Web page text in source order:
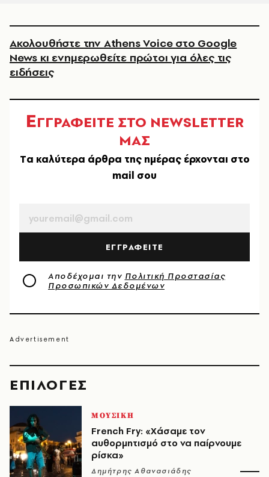
EΠΙΛΟΓΈΣ
ΜΟΥΣΙΚΗ
French Fry: «Χάσαμε τον
αυθορμητισμό στο να παίρνουμε
ρίσκα»
Δημήτρης Αθανασιάδης
Ακολουθήστε την Athens Voice στο Google
News κι ενημερωθείτε πρώτοι για όλες τις
ειδήσεις
ΕΓΓΡΑΦΕΙΤΕ ΣΤΟ NEWSLETTER
ΜΑΣ
Tα καλύτερα άρθρα της ημέρας έρχονται στο
mail σου
ΕΓΓΡΑΦΕΙΤΕ
Αποδέχομαι την Πολιτική Προστασίας
Προσωπικών Δεδομένων